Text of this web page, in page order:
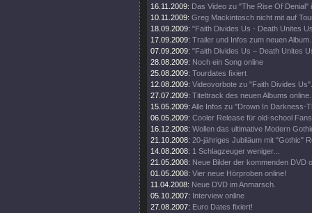
16.11.2009: Das Video zu "The Rise Of Denial"
10.11.2009: Greg Mackintosch nicht mit auf
18.09.2009: "Faith Divides Us - Death Unites
17.09.2009: Trailer und Infos zum neuen Album.
07.09.2009: "Faith Divides Us – Death Unites
28.08.2009: Noch ein Song online
25.08.2009: Tourdates fixiert
12.08.2009: Videovorbote zu "Faith Divides Us".
27.07.2009: Titeltrack des neuen Albums online.
15.05.2009: Alle Infos zu "Drown In Darkness-
06.05.2009: Cooler Release für old-school
16.12.2008: Wollen das ultimative Modern
21.10.2008: 20-jähriges Jubiläum mit "Gothic"
14.08.2008: 1 Schlagzeuger weniger...
21.05.2008: Neue Bilder der kommenden DVD
01.05.2008: Vier neue Hörproben online!
11.04.2008: Neue DVD im Anmarsch.
05.10.2007: Interview online
27.08.2007: Euro Dates fixiert!